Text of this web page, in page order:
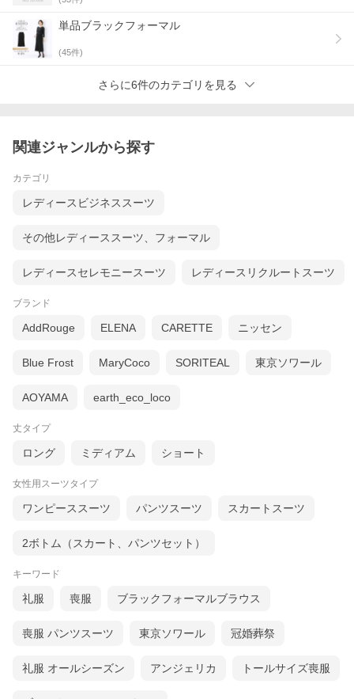
単品ブラックフォーマル
(45件)
さらに6件のカテゴリを見る
関連ジャンルから探す
カテゴリ
レディースビジネススーツ
その他レディーススーツ、フォーマル
レディースセレモニースーツ レディースリクルートスーツ
ブランド
AddRouge ELENA CARETTE ニッセン
Blue Frost MaryCoco SORITEAL 東京ソワール
AOYAMA earth_eco_loco
丈タイプ
ロング ミディアム ショート
女性用スーツタイプ
ワンピーススーツ パンツスーツ スカートスーツ
2ボトム（スカート、パンツセット）
キーワード
礼服 喪服 ブラックフォーマルブラウス
喪服 パンツスーツ 東京ソワール 冠婚葬祭
礼服 オールシーズン アンジェリカ トールサイズ喪服